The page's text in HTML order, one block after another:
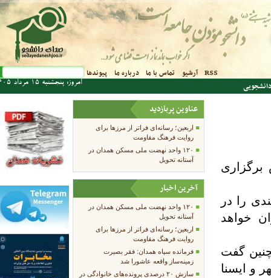
فرم جستجو
جستجو RSS آرشیو تماس با ما درباره ما پیوندها
امروز: پنجشنبه 15 مرداد 1405
برگزاری
را در
خواهد
گفت
و ایسنا
عناوین پربازدید
اربعین؛ رسانه‌ای فراتر از مرزها برای
روایت فرهنگ مقاومت
۱۲۰ واحد نهضت ملی مسکن همدان در
آستانه تحویل
آخرین اخبار
۱۲۰ واحد نهضت ملی مسکن همدان در
آستانه تحویل
اربعین؛ رسانه‌ای فراتر از مرزها برای
روایت فرهنگ مقاومت
فرمانده سپاه همدان: فقر بصیرت
زمینه‌ساز واقعه عاشورا شد
سازش ۲۰ درصدی پرونده‌های خانوادگی در